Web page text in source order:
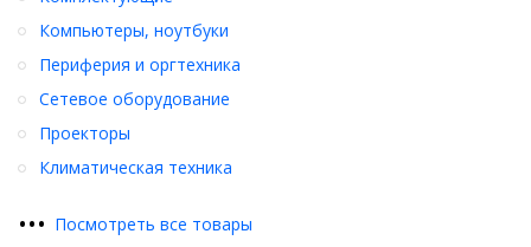
Компьютеры, ноутбуки
Периферия и оргтехника
Сетевое оборудование
Проекторы
Климатическая техника
••• Посмотреть все товары